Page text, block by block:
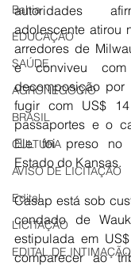
Bahia
EDUCAÇÃO
SAÚDE
AGRONEGÓCIO
BRASIL
CULTURA
AVISO DE LICITAÇÃO
Edital
LICITAÇÃO
EDITAL DE INTIMAÇÃO
autoridades
adolescente atirou
arredores de
e conviveu
decomposição por
fugir com US$
passaportes e o
Ele foi preso no
Estado do Kansas.
Casap está sob
condado de
estipulada em
comparecer ao